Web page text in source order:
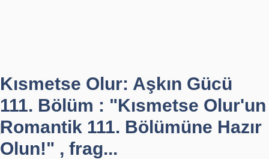
Kısmetse Olur: Aşkın Gücü
111. Bölüm : "Kısmetse Olur'un
Romantik 111. Bölümüne Hazır
Olun!" , frag...